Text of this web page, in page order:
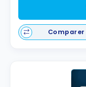
Comparer